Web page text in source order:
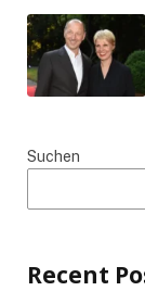
Suchen
Recent